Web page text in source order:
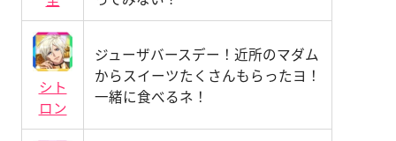
シト
ロン
ジューザバースデー！近所のマダム
からスイーツたくさんもらったヨ！
一緒に食べるネ！